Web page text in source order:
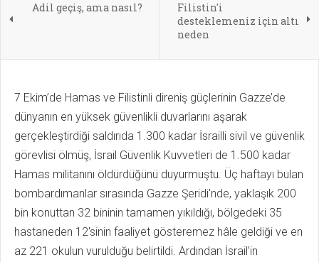
Adil geçiş, ama nasıl?
Filistin'i
desteklemeniz için altı
neden
7 Ekim’de Hamas ve Filistinli direniş güçlerinin Gazze’de
dünyanın en yüksek güvenlikli duvarlarını aşarak
gerçekleştirdiği saldırıda 1.300 kadar İsrailli sivil ve güvenlik
görevlisi ölmüş, İsrail Güvenlik Kuvvetleri de 1.500 kadar
Hamas militanını öldürdüğünü duyurmuştu. Üç haftayı bulan
bombardımanlar sırasında Gazze Şeridi'nde, yaklaşık 200
bin konuttan 32 bininin tamamen yıkıldığı, bölgedeki 35
hastaneden 12'sinin faaliyet gösteremez hâle geldiği ve en
az 221 okulun vurulduğu belirtildi. Ardından İsrail’in